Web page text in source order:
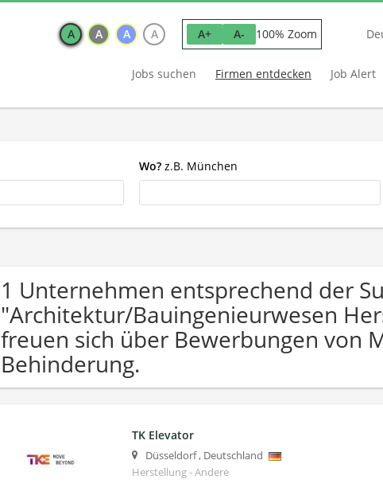
A A A A A+ A- 100% Zoom
Jobs suchen Firmen entdecken Job Alert
Wo? z.B. München
1 Unternehmen entsprechend der
"Architektur/Bauingenieurwesen
freuen sich über Bewerbungen von
Behinderung.
TK Elevator
Düsseldorf, Deutschland
Herstellung - Andere